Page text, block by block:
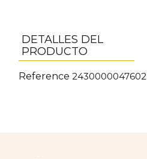
DETALLES DEL
PRODUCTO
Reference 2430000047602